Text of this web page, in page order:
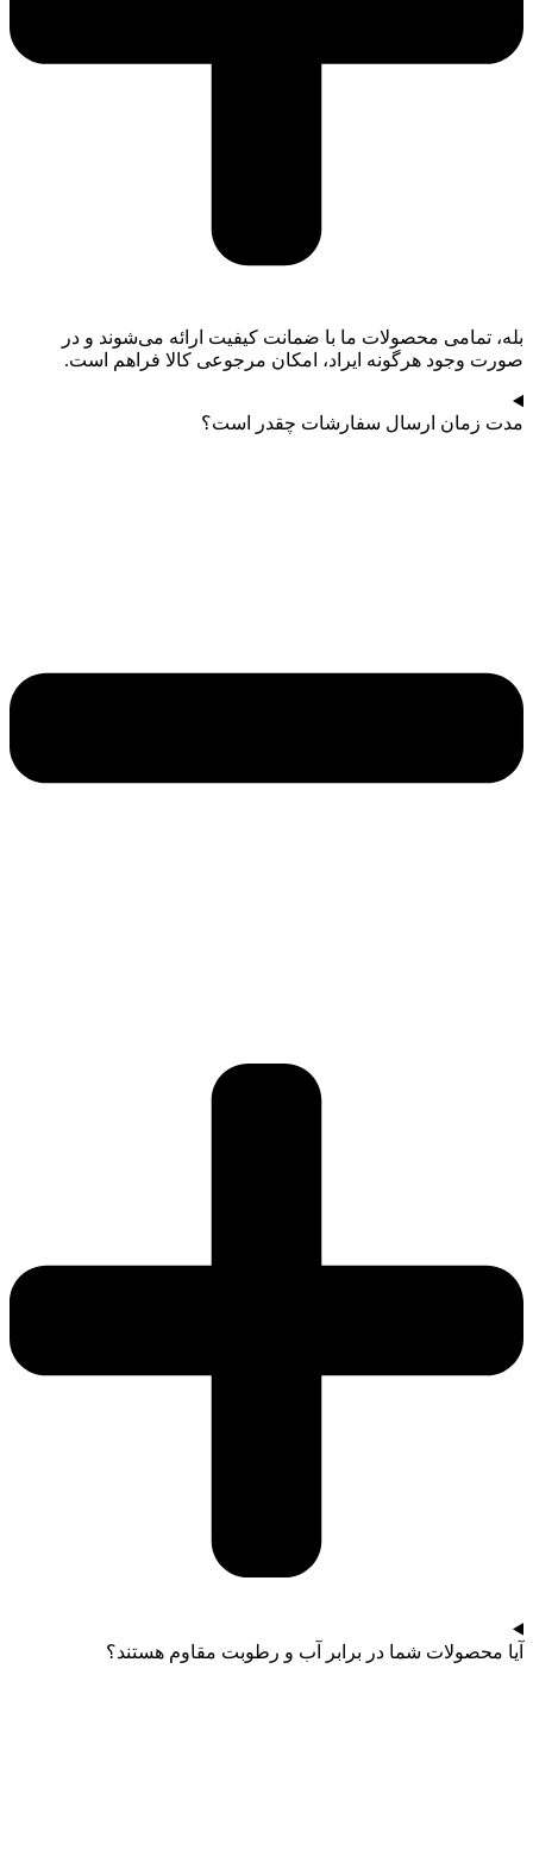
بله، تمامی محصولات ما با ضمانت کیفیت ارائه می‌شوند و در
صورت وجود هرگونه ایراد، امکان مرجوعی کالا فراهم است.
مدت زمان ارسال سفارشات چقدر است؟
آیا محصولات شما در برابر آب و رطوبت مقاوم هستند؟